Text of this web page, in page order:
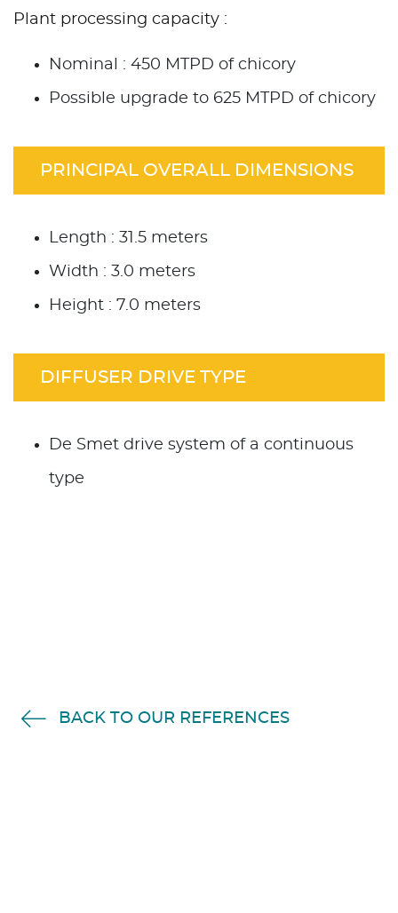
Plant processing capacity :
Nominal : 450 MTPD of chicory
Possible upgrade to 625 MTPD of chicory
PRINCIPAL OVERALL DIMENSIONS
Length : 31.5 meters
Width : 3.0 meters
Height : 7.0 meters
DIFFUSER DRIVE TYPE
De Smet drive system of a continuous
type
BACK TO OUR REFERENCES